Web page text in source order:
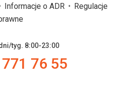
Informacje o ADR
Regulacje
tyg. 8:00-23:00
76 55